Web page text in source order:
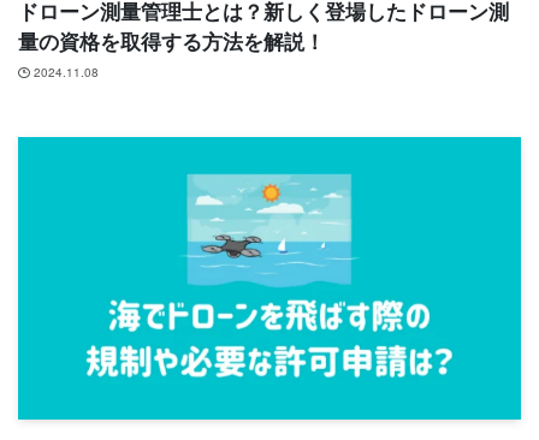
ドローン測量管理士とは？新しく登場したドローン測
量の資格を取得する方法を解説！
2024.11.08